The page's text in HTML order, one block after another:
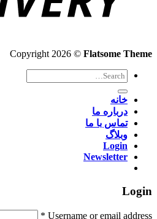
Copyright 2026 © Flatsome Theme
Search
for:
خانه
درباره ما
تماس با ما
وبلاگ
Login
Newsletter
Login
Username or email address
*